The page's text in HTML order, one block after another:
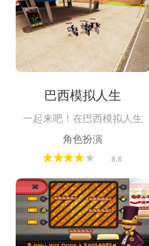
关卡推进，能解锁多样强力武
器，还能随机获得有意思的角
色，每个角色都有独特基础武
器。丰富多样的关卡和挑战，
带来紧张刺激又充满乐趣的特
巴西模拟人生
一起来吧！在巴西模拟人生
（Dichavas Brasil Online）里加
速前行、投入角色扮演、编织
故事，体验前所未有的巴西式
择都至关重要，每辆车都有自
己的故事，按自己的节奏推进
游戏，让每次游戏体验都与众
不同。这里由你主宰！
角色扮演
8.8